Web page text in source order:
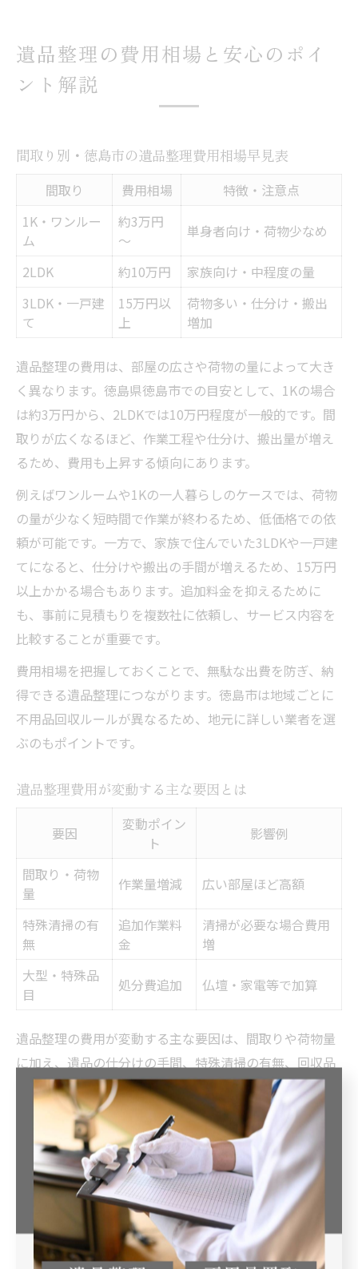
遺品整理の費用相場と安心のポイ
ント解説
間取り別・徳島市の遺品整理費用相場早見表
間取り 費用相場
特徴・注意点
1K・ワンルー
ム
約3万円
～
単身者向け・荷物少なめ
2LDK 約10万円
家族向け・中程度の量
3LDK・一戸建
て
15万円以
上
荷物多い・仕分け・搬出
増加
遺品整理の費用は、部屋の広さや荷物の量によって大き
く異なります。徳島県徳島市での目安として、1Kの場合
は約3万円から、2LDKでは10万円程度が一般的です。間
取りが広くなるほど、作業工程や仕分け、搬出量が増え
るため、費用も上昇する傾向にあります。
例えばワンルームや1Kの一人暮らしのケースでは、荷物
の量が少なく短時間で作業が終わるため、低価格での依
頼が可能です。一方で、家族で住んでいた3LDKや一戸建
てになると、仕分けや搬出の手間が増えるため、15万円
以上かかる場合もあります。追加料金を抑えるために
も、事前に見積もりを複数社に依頼し、サービス内容を
比較することが重要です。
費用相場を把握しておくことで、無駄な出費を防ぎ、納
得できる遺品整理につながります。徳島市は地域ごとに
不用品回収ルールが異なるため、地元に詳しい業者を選
ぶのもポイントです。
遺品整理費用が変動する主な要因とは
要因
変動ポイン
ト
影響例
間取り・荷物
量
作業量増減 広い部屋ほど高額
特殊清掃の有
無
追加作業料
金
清掃が必要な場合費用
増
大型・特殊品
目
処分費追加 仏壇・家電等で加算
遺品整理の費用が変動する主な要因は、間取りや荷物量
に加え、遺品の仕分けの手間、特殊清掃の有無、回収品
目の種類などが挙げられます。特に徳島県徳島市では、
地域の分別ルールや大型ごみ処分方法が影響するため、
追加作業が発生しやすい点に注意が必要です。
たとえば、仏壇や大型家具、家電リサイクル対象品が多
い場合は、通常よりも処分費用が高くなる傾向がありま
す。また、遺品の供養や買取サービスを希望する場合
は、オプション料金が発生することもあります。事前に
どんな作業が必要か整理し、見積もり時に詳細を伝える